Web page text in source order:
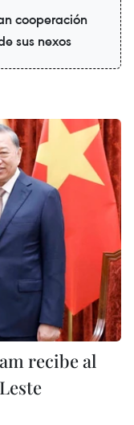
cooperación
sus nexos
recibe al